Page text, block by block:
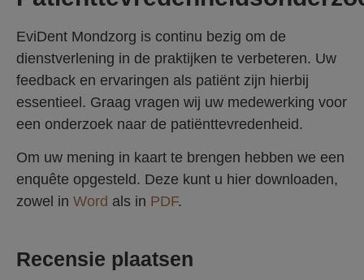
EviDent Mondzorg is continu bezig om de
dienstverlening in de praktijken te verbeteren. Uw
feedback en ervaringen als patiënt zijn hierbij
essentieel. Graag vragen wij uw medewerking voor
een onderzoek naar de patiënttevredenheid.
Om uw mening in kaart te brengen hebben we een
enquête opgesteld. Deze kunt u hier downloaden,
zowel in Word als in PDF.
Recensie plaatsen